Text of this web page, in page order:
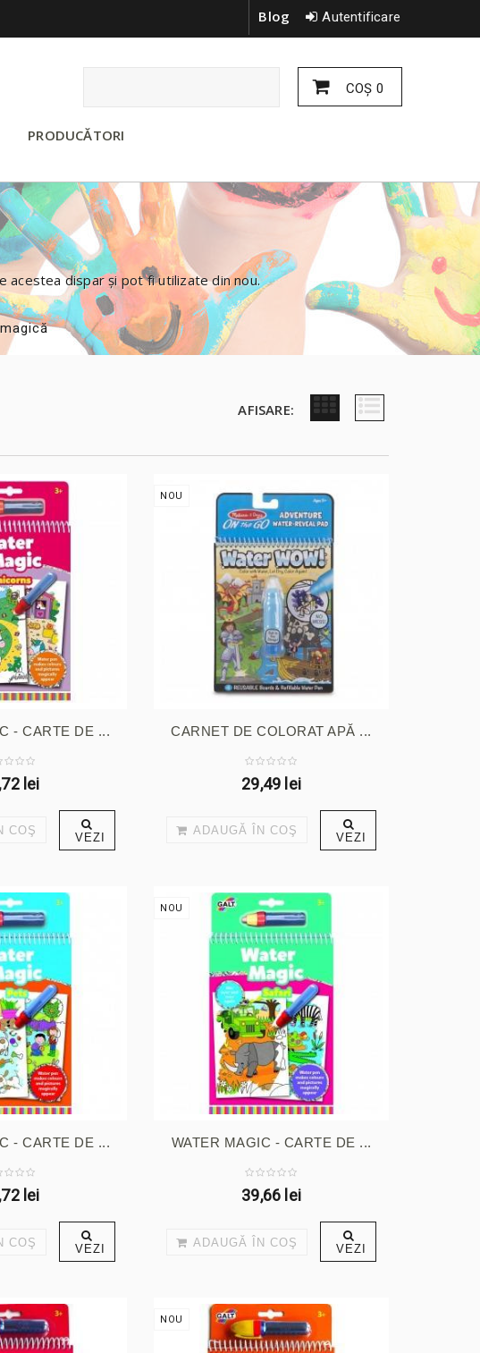
Autentificare
Blog
COŞ 0
PRODUCĂTORI
acestea disparșipot fi utilizate din nou.
AFISARE:
- CARTE DE ...
lei
COŞ VEZI
NOU
CARNET DE COLORAT APĂ ...
29,49 lei
ADAUGĂ ÎN COŞ VEZI
- CARTE DE ...
lei
COŞ VEZI
NOU
WATER MAGIC - CARTE DE ...
39,66 lei
ADAUGĂ ÎN COŞ VEZI
NOU